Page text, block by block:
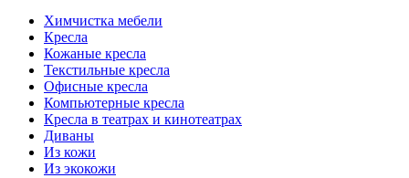
Химчистка мебели
Кресла
Кожаные кресла
Текстильные кресла
Офисные кресла
Компьютерные кресла
Кресла в театрах и кинотеатрах
Диваны
Из кожи
Из экокожи